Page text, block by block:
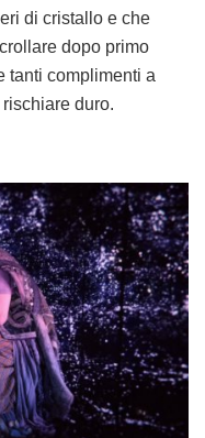
di cristallo e che
dopo primo
tanti complimenti a
duro.